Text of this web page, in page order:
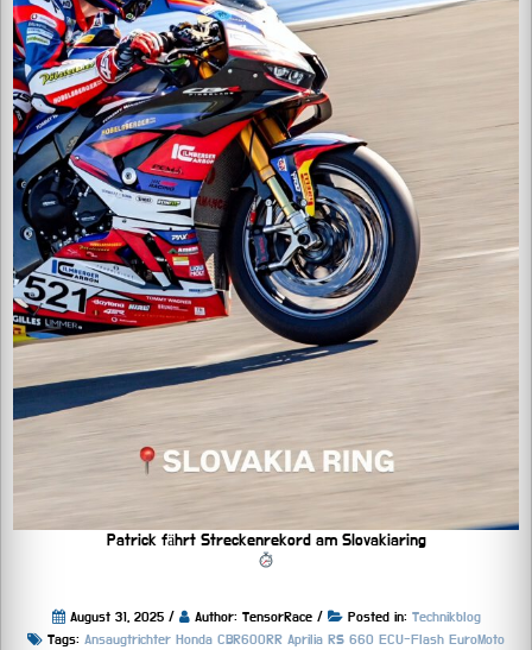
Patrick fährt Streckenrekord am Slovakiaring
August 31, 2025 / Author: TensorRace / Posted in: Technikblog
Tags: Ansaugtrichter Honda CBR600RR Aprilia RS 660 ECU-Flash EuroMoto